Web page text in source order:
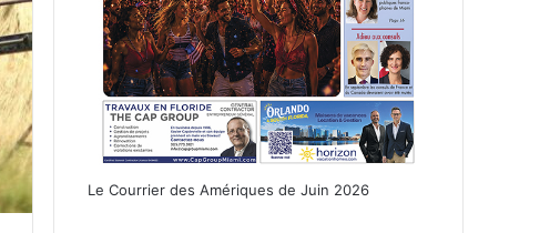
Le Courrier des Amériques de Juin 2026